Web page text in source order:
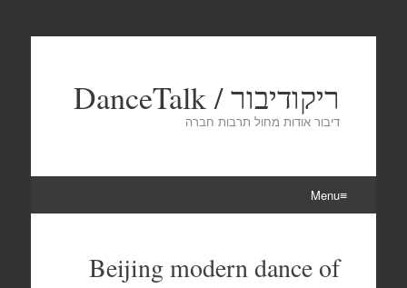
ריקודיבור / DanceTalk
דיבור אודות מחול תרבות חברה
Menu
content
Beijing modern dance of